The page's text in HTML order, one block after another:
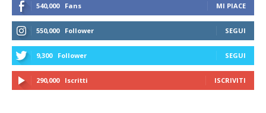
540,000 Fans MI PIACE
550,000 Follower SEGUI
9,300 Follower SEGUI
290,000 Iscritti ISCRIVITI